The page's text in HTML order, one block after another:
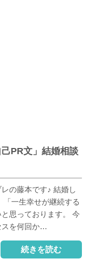
PR文」結婚相談
の藤本です♪ 結婚し
一生幸せが継続する
思っております。 今
スを何回か…
続きを読む